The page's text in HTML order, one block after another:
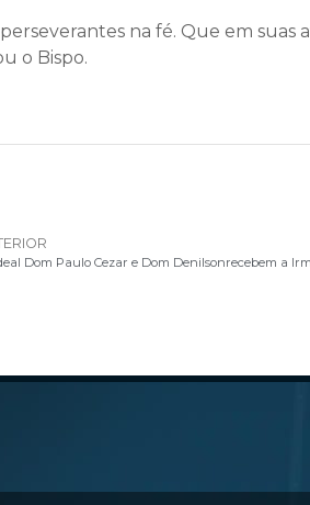
perseverantes na fé. Que em suas
o Bispo.